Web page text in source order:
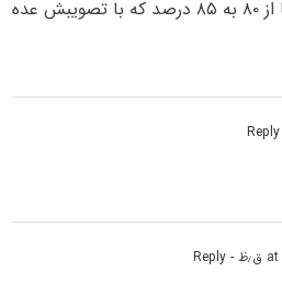
افزایش حد نصاب سهمیه ها از ۸۰ به ۸۵ درصد که با تصویبش عده
- Reply